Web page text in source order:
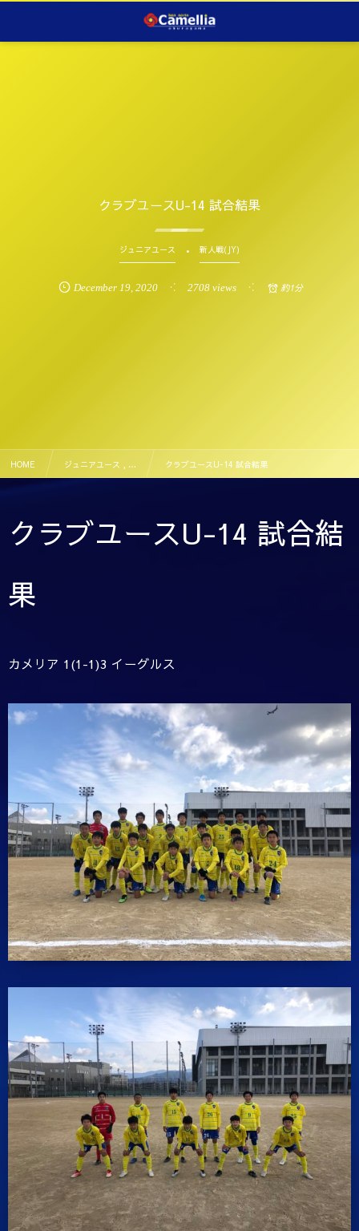
クラブユースU-14 試合結果
ジュニアユース 新人戦(JY)
December 19, 2020 2708 views 約1分
HOME ジュニアユース , … クラブユースU-14 試合結果
クラブユースU-14 試合結
果
カメリア 1(1-1)3 イーグルス